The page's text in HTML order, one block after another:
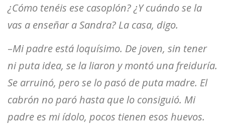
¿Cómo tenéis ese casoplón? ¿Y cuándo se la
vas a enseñar a Sandra? La casa, digo.
–Mi padre está loquísimo. De joven, sin tener
ni puta idea, se la liaron y montó una freiduría.
Se arruinó, pero se lo pasó de puta madre. El
cabrón no paró hasta que lo consiguió. Mi
padre es mi ídolo, pocos tienen esos huevos.